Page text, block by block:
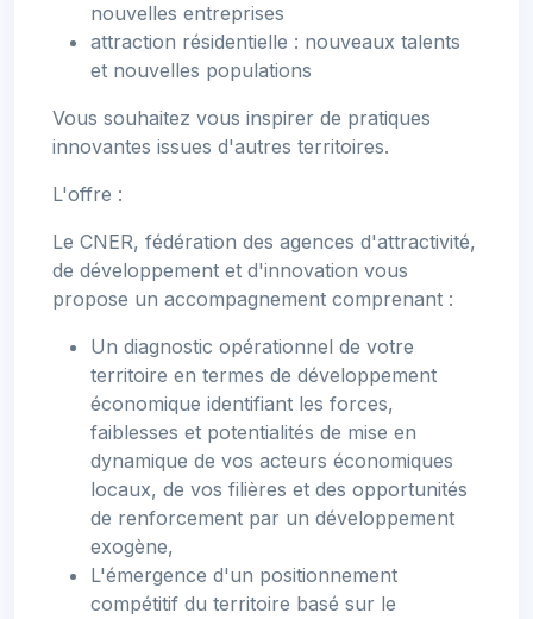
nouvelles entreprises
attraction résidentielle : nouveaux talents
et nouvelles populations
Vous souhaitez vous inspirer de pratiques
innovantes issues d'autres territoires.
L'offre :
Le CNER, fédération des agences d'attractivité,
de développement et d'innovation vous
propose un accompagnement comprenant :
Un diagnostic opérationnel de votre
territoire en termes de développement
économique identifiant les forces,
faiblesses et potentialités de mise en
dynamique de vos acteurs économiques
locaux, de vos filières et des opportunités
de renforcement par un développement
exogène,
L'émergence d'un positionnement
compétitif du territoire basé sur le